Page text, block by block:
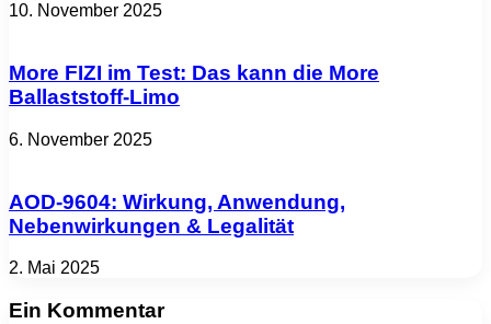
10. November 2025
More FIZI im Test: Das kann die More
Ballaststoff-Limo
6. November 2025
AOD-9604: Wirkung, Anwendung,
Nebenwirkungen & Legalität
2. Mai 2025
Ein Kommentar